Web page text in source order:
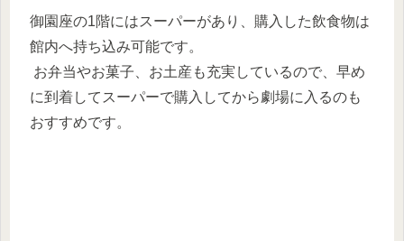
御園座の1階にはスーパーがあり、購入した飲食物は
館内へ持ち込み可能です。
お弁当やお菓子、お土産も充実しているので、早め
に到着してスーパーで購入してから劇場に入るのも
おすすめです。